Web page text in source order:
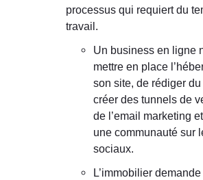
processus qui requiert du
travail.
Un business en ligne
mettre en place
son site, de rédiger
créer des tunnels de
de l’email marketing
une communauté sur
sociaux.
L’immobilier